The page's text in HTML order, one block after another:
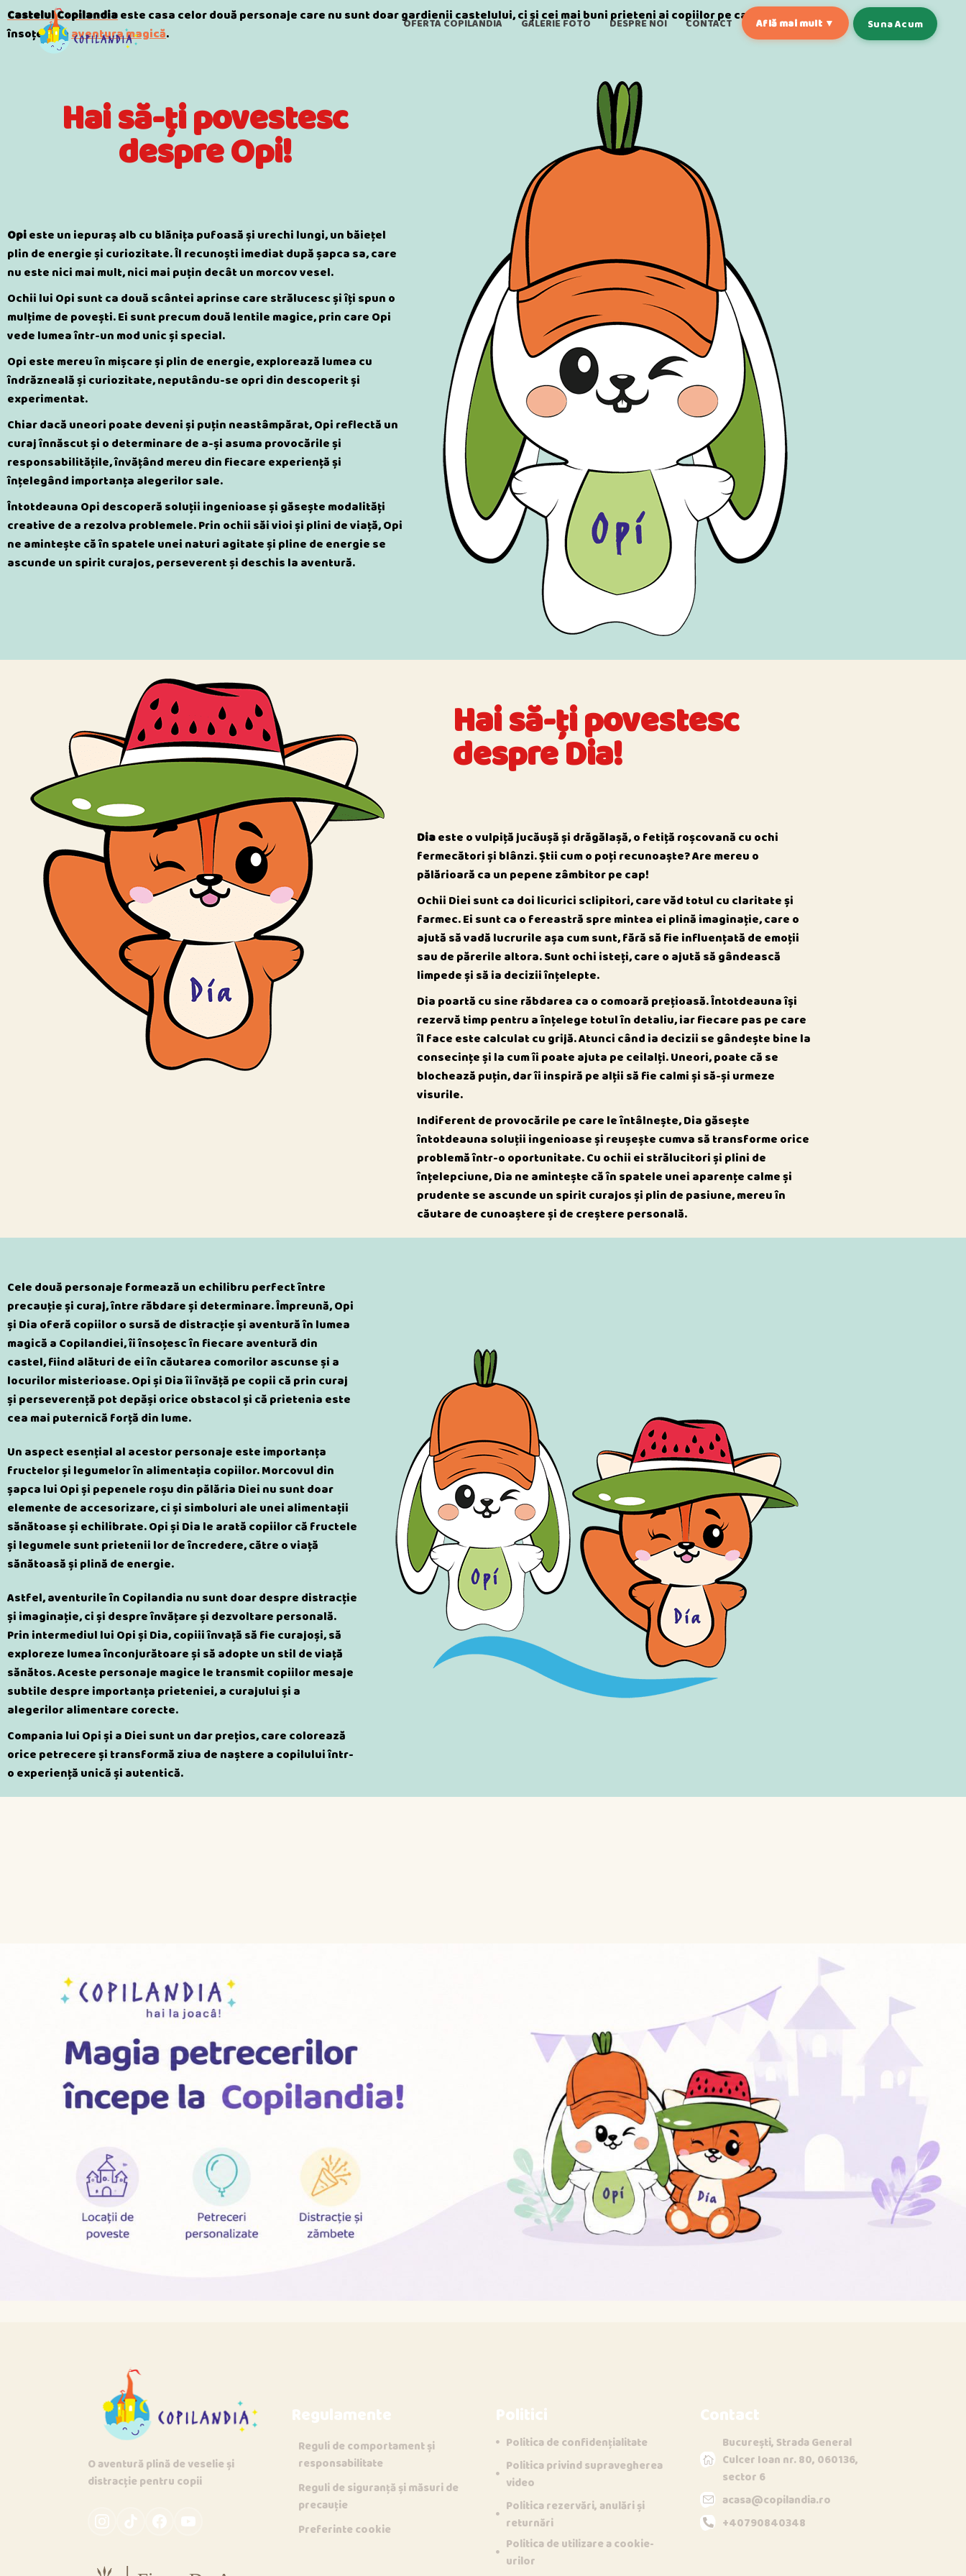
OFERTA COPILANDIA GALERIE FOTO DESPRE NOI CONTACT Află mai mult ▼ Suna Acum
Castelul Copilandiaeste casa celor două personaje care nu sunt doar gardienii castelului, ci și cei mai buni prieteni ai copiilor pe care îi
însoțesc în aventura magică.
Hai să-ți povestesc
despre Opi!
Opieste un iepuraș alb cu blănița pufoasă și urechi lungi, un băiețel
plin de energie și curiozitate. Îl recunoști imediat după șapca sa, care
nu este nici mai mult, nici mai puțin decât un morcov vesel.
Ochii lui Opi sunt ca două scântei aprinse care strălucesc și îți spun o
mulțime de povești. Ei sunt precum două lentile magice, prin care Opi
vede lumea într-un mod unic și special.
Opi este mereu în mișcare și plin de energie, explorează lumea cu
îndrăzneală și curiozitate, neputându-se opri din descoperit și
experimentat.
Chiar dacă uneori poate deveni și puțin neastâmpărat, Opi reflectă un
curaj înnăscut și o determinare de a-și asuma provocările și
responsabilitățile, învățând mereu din fiecare experiență și
înțelegând importanța alegerilor sale.
Întotdeauna Opi descoperă soluții ingenioase și găsește modalități
creative de a rezolva problemele. Prin ochii săi vioi și plini de viață, Opi
ne amintește că în spatele unei naturi agitate și pline de energie se
ascunde un spirit curajos, perseverent și deschis la aventură.
Hai să-ți povestesc
despre Dia!
Diaeste o vulpiță jucăușă și drăgălașă, o fetiță roșcovană cu ochi
fermecători și blânzi. Știi cum o poți recunoaște? Are mereu o
pălărioară ca un pepene zâmbitor pe cap!
Ochii Diei sunt ca doi licurici sclipitori, care văd totul cu claritate și
farmec. Ei sunt ca o fereastră spre mintea ei plină imaginație, care o
ajută să vadă lucrurile așa cum sunt, fără să fie influențată de emoții
sau de părerile altora. Sunt ochi isteți, care o ajută să gândească
limpede și să ia decizii înțelepte.
Dia poartă cu sine răbdarea ca o comoară prețioasă. Întotdeauna își
rezervă timp pentru a înțelege totul în detaliu, iar fiecare pas pe care
îl face este calculat cu grijă. Atunci când ia decizii se gândește bine la
consecințe și la cum îi poate ajuta pe ceilalți. Uneori, poate că se
blochează puțin, dar îi inspiră pe alții să fie calmi și să-și urmeze
visurile.
Indiferent de provocările pe care le întâlnește, Dia găsește
întotdeauna soluții ingenioase și reușește cumva să transforme orice
problemă într-o oportunitate. Cu ochii ei strălucitori și plini de
înțelepciune, Dia ne amintește că în spatele unei aparențe calme și
prudente se ascunde un spirit curajos și plin de pasiune, mereu în
căutare de cunoaștere și de creștere personală.
Cele două personaje formează un echilibru perfect între
precauție și curaj, între răbdare și determinare. Împreună, Opi
și Dia oferă copiilor o sursă de distracție și aventură în lumea
magică a Copilandiei, îi însoțesc în fiecare aventură din
castel, fiind alături de ei în căutarea comorilor ascunse și a
locurilor misterioase. Opi și Dia îi învăță pe copii că prin curaj
și perseverență pot depăși orice obstacol și că prietenia este
cea mai puternică forță din lume.
Un aspect esențial al acestor personaje este importanța
fructelor și legumelor în alimentația copiilor. Morcovul din
șapca lui Opi și pepenele roșu din pălăria Diei nu sunt doar
elemente de accesorizare, ci și simboluri ale unei alimentații
sănătoase și echilibrate. Opi și Dia le arată copiilor că fructele
și legumele sunt prietenii lor de încredere, către o viață
sănătoasă și plină de energie.
Astfel, aventurile în Copilandia nu sunt doar despre distracție
și imaginație, ci și despre învățare și dezvoltare personală.
Prin intermediul lui Opi și Dia, copiii învață să fie curajoși, să
exploreze lumea înconjurătoare și să adopte un stil de viață
sănătos. Aceste personaje magice le transmit copiilor mesaje
subtile despre importanța prieteniei, a curajului și a
alegerilor alimentare corecte.
Compania lui Opi și a Diei sunt un dar prețios, care colorează
orice petrecere și transformă ziua de naștere a copilului într-
o experiență unică și autentică.
O aventură plină de veselie și
distracție pentru copii
Regulamente
Reguli de comportament și
responsabilitate
Reguli de siguranță și măsuri de
precauție
Preferinte cookie
Politici
Politica de confidențialitate
Politica privind supravegherea
video
Politica rezervări, anulări și
returnări
Politica de utilizare a cookie-
urilor
Contact
București, Strada General
Culcer Ioan nr. 80, 060136,
sector 6
acasa@copilandia.ro
+40790840348